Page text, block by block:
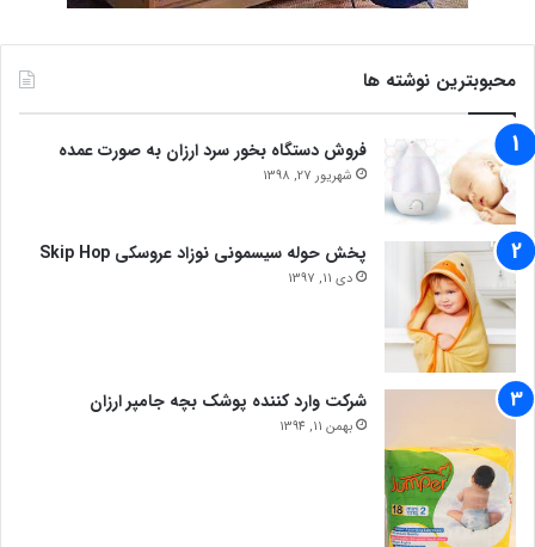
محبوبترین نوشته ها
فروش دستگاه بخور سرد ارزان به صورت عمده
شهریور 27, 1398
پخش حوله سیسمونی نوزاد عروسکی Skip Hop
دی 11, 1397
شرکت وارد کننده پوشک بچه جامپر ارزان
بهمن 11, 1394